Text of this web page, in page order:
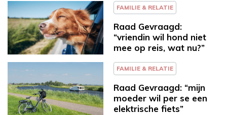
FAMILIE & RELATIE
Raad Gevraagd:
“vriendin wil hond niet
mee op reis, wat nu?”
FAMILIE & RELATIE
Raad Gevraagd: “mijn
moeder wil per se een
elektrische fiets”